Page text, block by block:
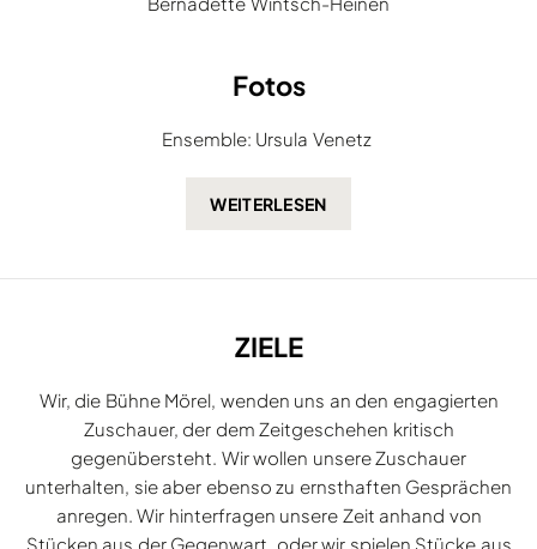
Fotos
Ensemble: Ursula Venetz
ZIELE
Wir, die Bühne Mörel, wenden uns an den engagierten
Zuschauer, der dem Zeitgeschehen kritisch
gegenübersteht. Wir wollen unsere Zuschauer
unterhalten, sie aber ebenso zu ernsthaften Gesprächen
anregen. Wir hinterfragen unsere Zeit anhand von
Stücken aus der Gegenwart, oder wir spielen Stücke aus